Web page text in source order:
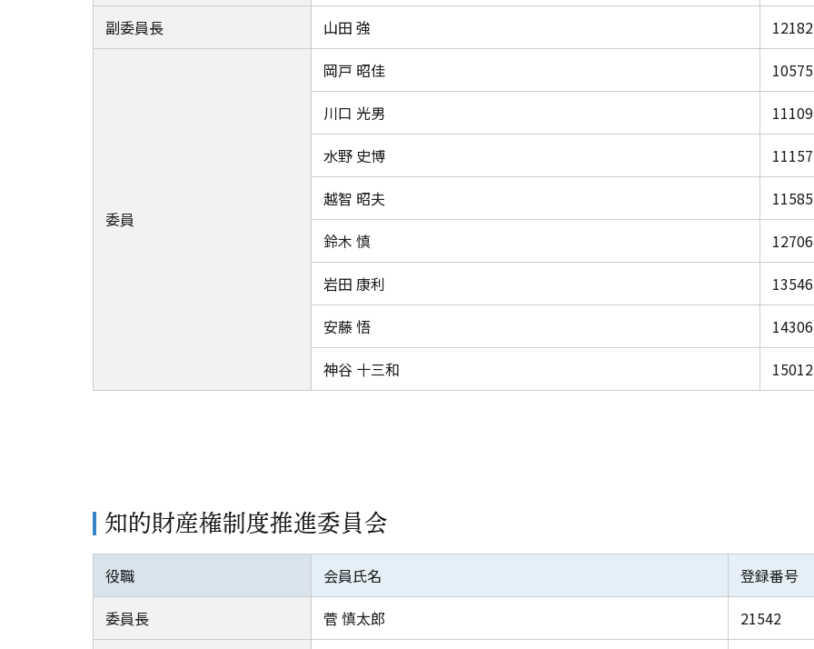
副委員長
山田 強 12182
委員
岡戸 昭佳
10575
川口 光男
11109
水野 史博
11157
越智 昭夫
11585
鈴木 慎
12706
岩田 康利
13546
安藤 悟
14306
神谷 十三和
15012
知的財産権制度推進委員会
役職 会員氏名
登録番号
委員長
菅 慎太郎 21542